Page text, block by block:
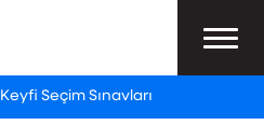
Keyfi Seçim Sınavları